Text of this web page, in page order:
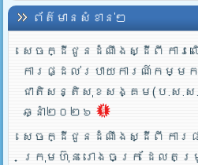
ព័ត៌មានសំខាន់ៗ
សេចក្ដីជូនដំណឹងស្ដីពី ការល
ការផ្ដល់របាយការណ៍កម្មក
ជាតិសន្តិសុខសង្គម(ប.ស.ស.)
ឆ្នាំ២០២៦
សេចក្ដីជូនដំណឹងស្ដីពី ការផ
ក្រុមហ៊ុន រោងចក្រ ដែល